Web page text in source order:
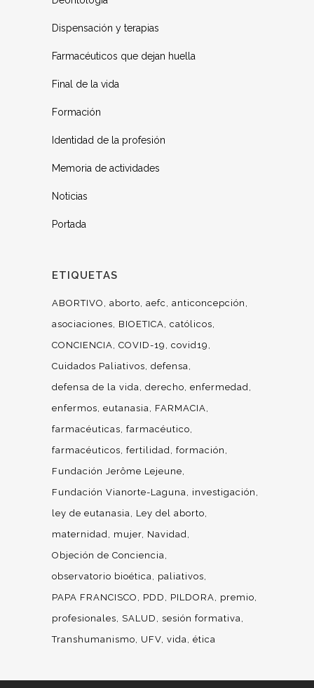
Dispensación y terapias
Farmacéuticos que dejan huella
Final de la vida
Formación
Identidad de la profesión
Memoria de actividades
Noticias
Portada
ETIQUETAS
ABORTIVO aborto aefc
anticoncepción
asociaciones
BIOETICA católicos
CONCIENCIA COVID-19
covid19
Cuidados Paliativos defensa
defensa de la vida derecho enfermedad
enfermos eutanasia
FARMACIA
farmacéuticas farmacéutico
farmacéuticos fertilidad formación
Fundación Jerôme Lejeune
Fundación Vianorte-Laguna
investigación
ley de eutanasia
Ley del aborto
maternidad
mujer Navidad
Objeción de Conciencia
observatorio bioética
paliativos
PAPA FRANCISCO
PDD PILDORA
premio
profesionales
SALUD
sesión formativa
Transhumanismo
UFV vida ética